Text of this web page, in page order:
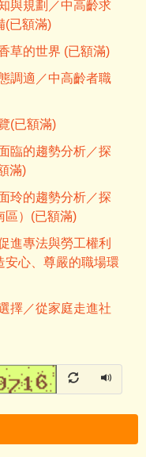
與規劃／中高齡求
(已額滿)
草的世界 (已額滿)
調適／中高齡者職
(已額滿)
臨的趨勢分析／探
滿)
玲的趨勢分析／探
區）(已額滿)
進專法與勞工權利
安心、尊嚴的職場環
擇／從家庭走進社